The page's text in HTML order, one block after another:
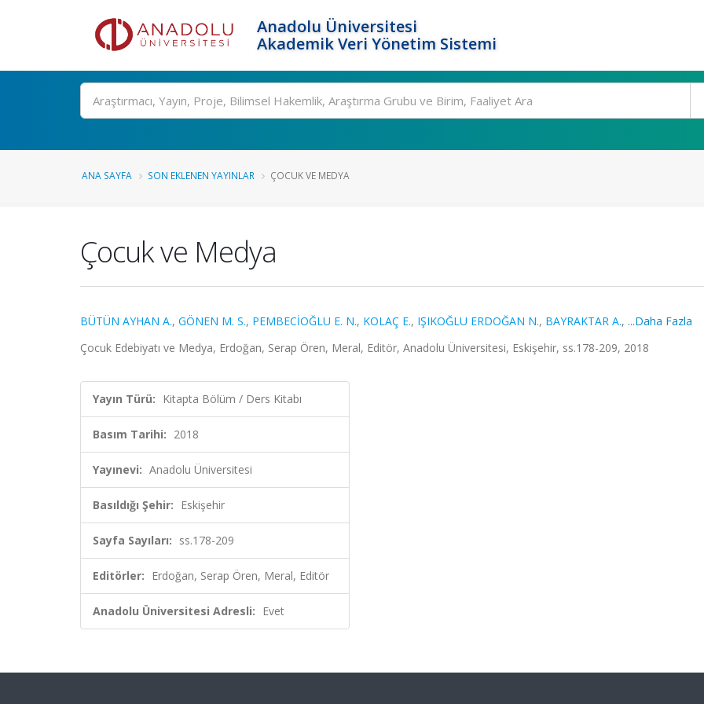
Anadolu Üniversitesi
Akademik Veri Yönetim Sistemi
Ara
ANA SAYFA SON EKLENEN YAYINLAR ÇOCUK VE MEDYA
Çocuk ve Medya
BÜTÜN AYHAN A., GÖNEN M. S., PEMBECİOĞLU E. N., KOLAÇ E., IŞIKOĞLU ERDOĞAN N., BAYRAKTAR A., ...Daha Fazla
Çocuk Edebiyatı ve Medya, Erdoğan, Serap Ören, Meral, Editör, Anadolu Üniversitesi, Eskişehir, ss.178-209, 2018
Yayın Türü: Kitapta Bölüm / Ders Kitabı
Basım Tarihi: 2018
Yayınevi: Anadolu Üniversitesi
Basıldığı Şehir: Eskişehir
Sayfa Sayıları: ss.178-209
Editörler: Erdoğan, Serap Ören, Meral, Editör
Anadolu Üniversitesi Adresli: Evet